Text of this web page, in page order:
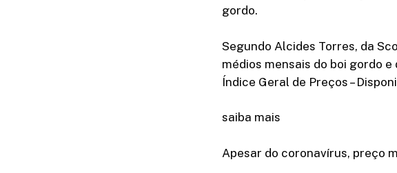
gordo.
Segundo Alcides Torres, da
médios mensais do boi gordo
Índice Geral de Preços –
saiba mais
Apesar do coronavírus, preço